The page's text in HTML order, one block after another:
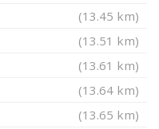
(13.45 km)
(13.51 km)
(13.61 km)
(13.64 km)
(13.65 km)